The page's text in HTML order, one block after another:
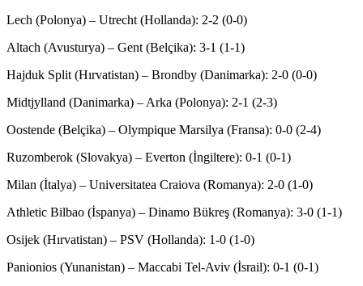
Lech (Polonya) – Utrecht (Hollanda): 2-2 (0-0)
Altach (Avusturya) – Gent (Belçika): 3-1 (1-1)
Hajduk Split (Hırvatistan) – Brondby (Danimarka): 2-0 (0-0)
Midtjylland (Danimarka) – Arka (Polonya): 2-1 (2-3)
Oostende (Belçika) – Olympique Marsilya (Fransa): 0-0 (2-4)
Ruzomberok (Slovakya) – Everton (İngiltere): 0-1 (0-1)
Milan (İtalya) – Universitatea Craiova (Romanya): 2-0 (1-0)
Athletic Bilbao (İspanya) – Dinamo Bükreş (Romanya): 3-0 (1-1)
Osijek (Hırvatistan) – PSV (Hollanda): 1-0 (1-0)
Panionios (Yunanistan) – Maccabi Tel-Aviv (İsrail): 0-1 (0-1)